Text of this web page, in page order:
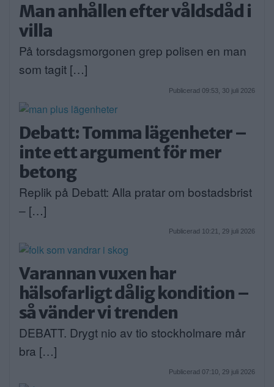
Man anhållen efter våldsdåd i
villa
På torsdagsmorgonen grep polisen en man
som tagit […]
Publicerad 09:53, 30 juli 2026
Debatt: Tomma lägenheter –
inte ett argument för mer
betong
Replik på Debatt: Alla pratar om bostadsbrist
– […]
Publicerad 10:21, 29 juli 2026
Varannan vuxen har
hälsofarligt dålig kondition –
så vänder vi trenden
DEBATT. Drygt nio av tio stockholmare mår
bra […]
Publicerad 07:10, 29 juli 2026